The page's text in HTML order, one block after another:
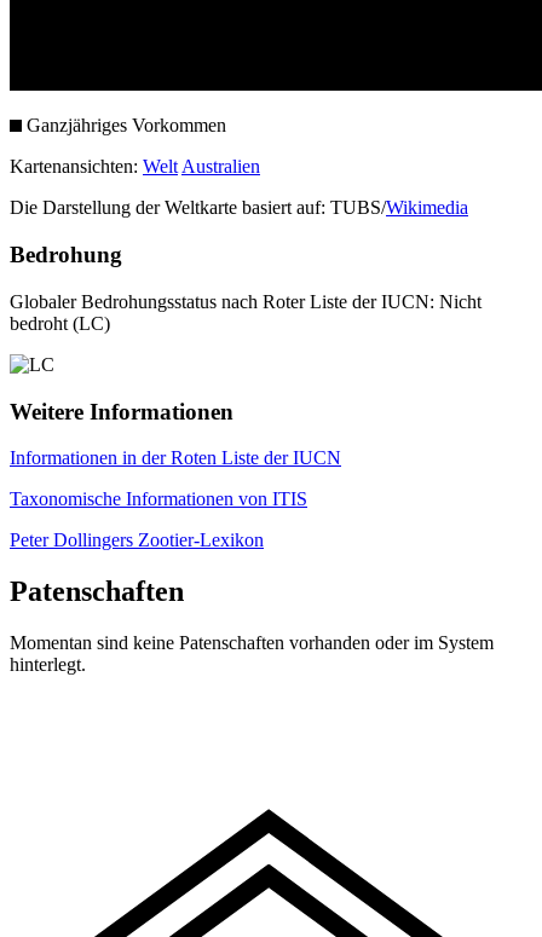
Ganzjähriges Vorkommen
Kartenansichten: WeltAustralien
Die Darstellung der Weltkarte basiert auf: TUBS/Wikimedia
Bedrohung
Globaler Bedrohungsstatus nach Roter Liste der IUCN: Nicht
bedroht (LC)
Weitere Informationen
Informationen in der Roten Liste der IUCN
Taxonomische Informationen von ITIS
Peter Dollingers Zootier-Lexikon
Patenschaften
Momentan sind keine Patenschaften vorhanden oder im System
hinterlegt.